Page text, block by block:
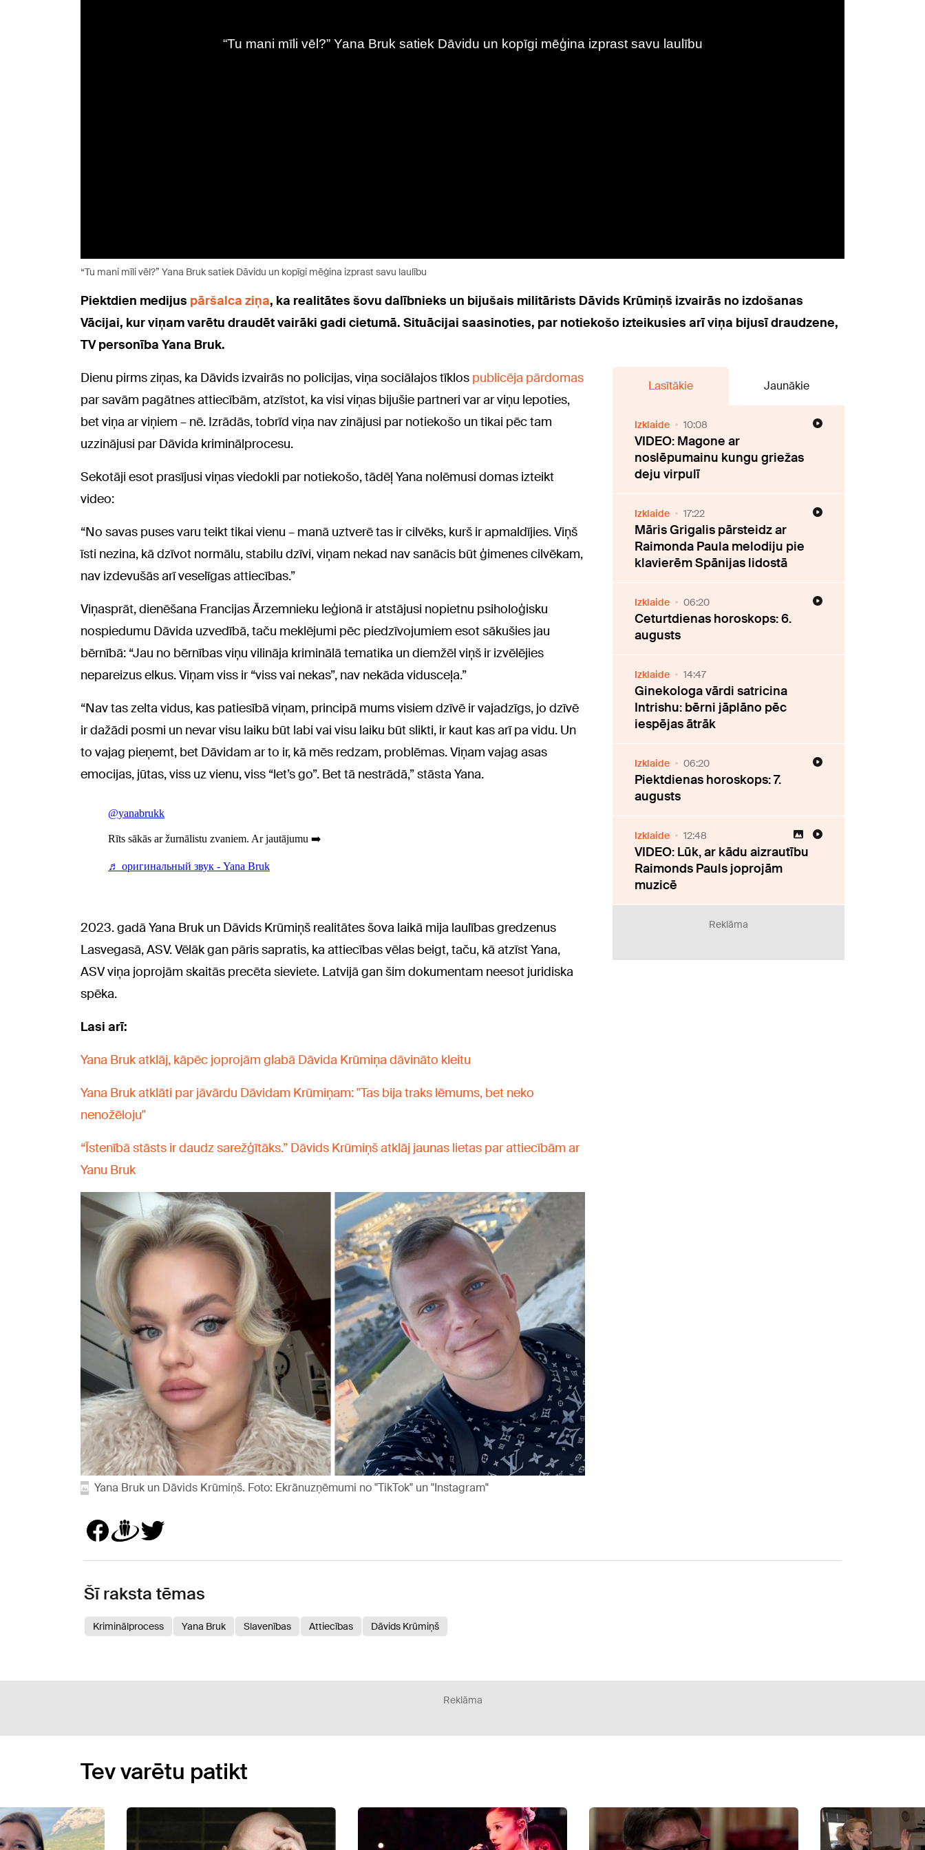
“Tu mani mīli vēl?” Yana Bruk satiek Dāvidu un kopīgi mēģina izprast savu laulību
Piektdien medijus pāršalca ziņa, ka realitātes šovu dalībnieks un bijušais militārists Dāvids Krūmiņš izvairās no izdošanas
Vācijai, kur viņam varētu draudēt vairāki gadi cietumā. Situācijai saasinoties, par notiekošo izteikusies arī viņa bijusī draudzene,
TV personība Yana Bruk.
Dienu pirms ziņas, ka Dāvids izvairās no policijas, viņa sociālajos tīklos publicēja pārdomas
par savām pagātnes attiecībām, atzīstot, ka visi viņas bijušie partneri var ar viņu lepoties,
bet viņa ar viņiem – nē. Izrādās, tobrīd viņa nav zinājusi par notiekošo un tikai pēc tam
uzzinājusi par Dāvida kriminālprocesu.
Sekotāji esot prasījusi viņas viedokli par notiekošo, tādēļ Yana nolēmusi domas izteikt
video:
“No savas puses varu teikt tikai vienu – manā uztverē tas ir cilvēks, kurš ir apmaldījies. Viņš
īsti nezina, kā dzīvot normālu, stabilu dzīvi, viņam nekad nav sanācis būt ģimenes cilvēkam,
nav izdevušās arī veselīgas attiecības.”
Viņasprāt, dienēšana Francijas Ārzemnieku leģionā ir atstājusi nopietnu psiholoģisku
nospiedumu Dāvida uzvedībā, taču meklējumi pēc piedzīvojumiem esot sākušies jau
bērnībā: “Jau no bērnības viņu vilināja kriminālā tematika un diemžēl viņš ir izvēlējies
nepareizus elkus. Viņam viss ir “viss vai nekas”, nav nekāda vidusceļa.”
“Nav tas zelta vidus, kas patiesībā viņam, principā mums visiem dzīvē ir vajadzīgs, jo dzīvē
ir dažādi posmi un nevar visu laiku būt labi vai visu laiku būt slikti, ir kaut kas arī pa vidu. Un
to vajag pieņemt, bet Dāvidam ar to ir, kā mēs redzam, problēmas. Viņam vajag asas
emocijas, jūtas, viss uz vienu, viss “let’s go”. Bet tā nestrādā,” stāsta Yana.
2023. gadā Yana Bruk un Dāvids Krūmiņš realitātes šova laikā mija laulības gredzenus
Lasvegasā, ASV. Vēlāk gan pāris sapratis, ka attiecības vēlas beigt, taču, kā atzīst Yana,
ASV viņa joprojām skaitās precēta sieviete. Latvijā gan šim dokumentam neesot juridiska
spēka.
Lasi arī:
Yana Bruk atklāj, kāpēc joprojām glabā Dāvida Krūmiņa dāvināto kleitu
Yana Bruk atklāti par jāvārdu Dāvidam Krūmiņam: "Tas bija traks lēmums, bet neko
nenožēloju"
“Īstenībā stāsts ir daudz sarežģītāks.” Dāvids Krūmiņš atklāj jaunas lietas par attiecībām ar
Yanu Bruk
Yana Bruk un Dāvids Krūmiņš. Foto: Ekrānuzņēmumi no "TikTok" un "Instagram"
Lasītākie Jaunākie
Izklaide 10:08
VIDEO: Magone ar
noslēpumainu kungu griežas
deju virpulī
Izklaide 17:22
Māris Grigalis pārsteidz ar
Raimonda Paula melodiju pie
klavierēm Spānijas lidostā
Izklaide 06:20
Ceturtdienas horoskops: 6.
augusts
Izklaide 14:47
Ginekologa vārdi satricina
Intrishu: bērni jāplāno pēc
iespējas ātrāk
Izklaide 06:20
Piektdienas horoskops: 7.
augusts
Izklaide 12:48
VIDEO: Lūk, ar kādu aizrautību
Raimonds Pauls joprojām
muzicē
Reklāma
Šī raksta tēmas
Kriminālprocess Yana Bruk Slavenības Attiecības Dāvids Krūmiņš
Reklāma
Tev varētu patikt